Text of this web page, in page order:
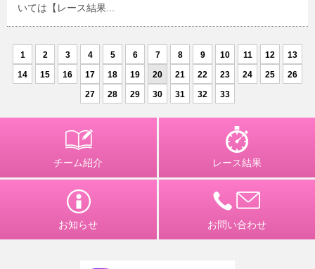
いては【レース結果...
1 2 3 4 5 6 7 8 9 10 11 12
13
14
15 16 17 18 19 20 21 22 23 24 25
26
27
28 29 30 31 32 33
チーム紹介 レース結果
お知らせ お問い合わせ